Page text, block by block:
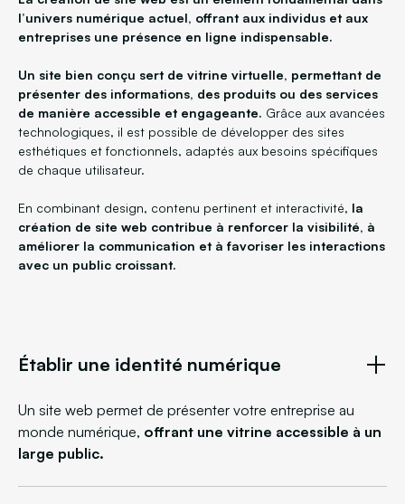
l’univers numérique actuel, offrant aux individus et aux
entreprises une présence en ligne indispensable.
Un site bien conçu sert de vitrine virtuelle, permettant de
présenter des informations, des produits ou des services
de manière accessible et engageante. Grâce aux avancées
technologiques, il est possible de développer des sites
esthétiques et fonctionnels, adaptés aux besoins spécifiques
de chaque utilisateur.
En combinant design, contenu pertinent et interactivité, la
création de site web contribue à renforcer la visibilité, à
améliorer la communication et à favoriser les interactions
avec un public croissant.
Établir une identité numérique
Un site web permet de présenter votre entreprise au
monde numérique, offrant une vitrine accessible à un
large public.